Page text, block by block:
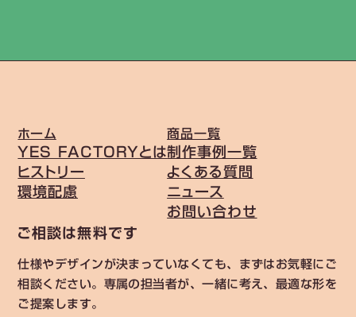
ホーム
YES FACTORYとは
ヒストリー
環境配慮
商品一覧
制作事例一覧
よくある質問
ニュース
お問い合わせ
ご相談は無料です
仕様やデザインが決まっていなくても、まずはお気軽にご
相談ください。専属の担当者が、一緒に考え、最適な形を
ご提案します。